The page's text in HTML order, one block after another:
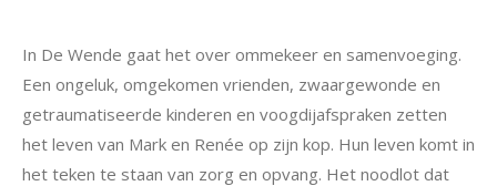
In De Wende gaat het over ommekeer en samenvoeging.
Een ongeluk, omgekomen vrienden, zwaargewonde en
getraumatiseerde kinderen en voogdijafspraken zetten
het leven van Mark en Renée op zijn kop. Hun leven komt in
het teken te staan van zorg en opvang. Het noodlot dat